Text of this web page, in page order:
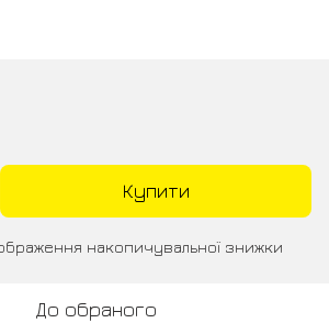
Купити
накопичувальної знижки
До обраного